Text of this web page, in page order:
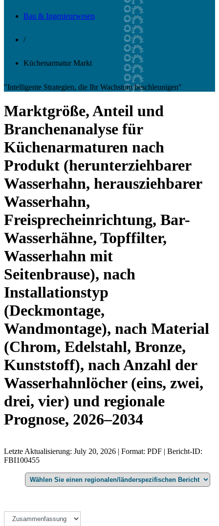
Bau & Ingenieurwesen
/
Küchenarmatur Markt
"Intelligente Strategien, die Ihr Wachstum beschleunigen"
Marktgröße, Anteil und
Branchenanalyse für
Küchenarmaturen nach
Produkt (herunterziehbarer
Wasserhahn, herausziehbarer
Wasserhahn,
Freisprecheinrichtung, Bar-
Wasserhähne, Topffilter,
Wasserhahn mit
Seitenbrause), nach
Installationstyp
(Deckmontage,
Wandmontage), nach Material
(Chrom, Edelstahl, Bronze,
Kunststoff), nach Anzahl der
Wasserhahnlöcher (eins, zwei,
drei, vier) und regionale
Prognose, 2026–2034
Letzte Aktualisierung: July 20, 2026 | Format: PDF | Bericht-ID:
FBI100455